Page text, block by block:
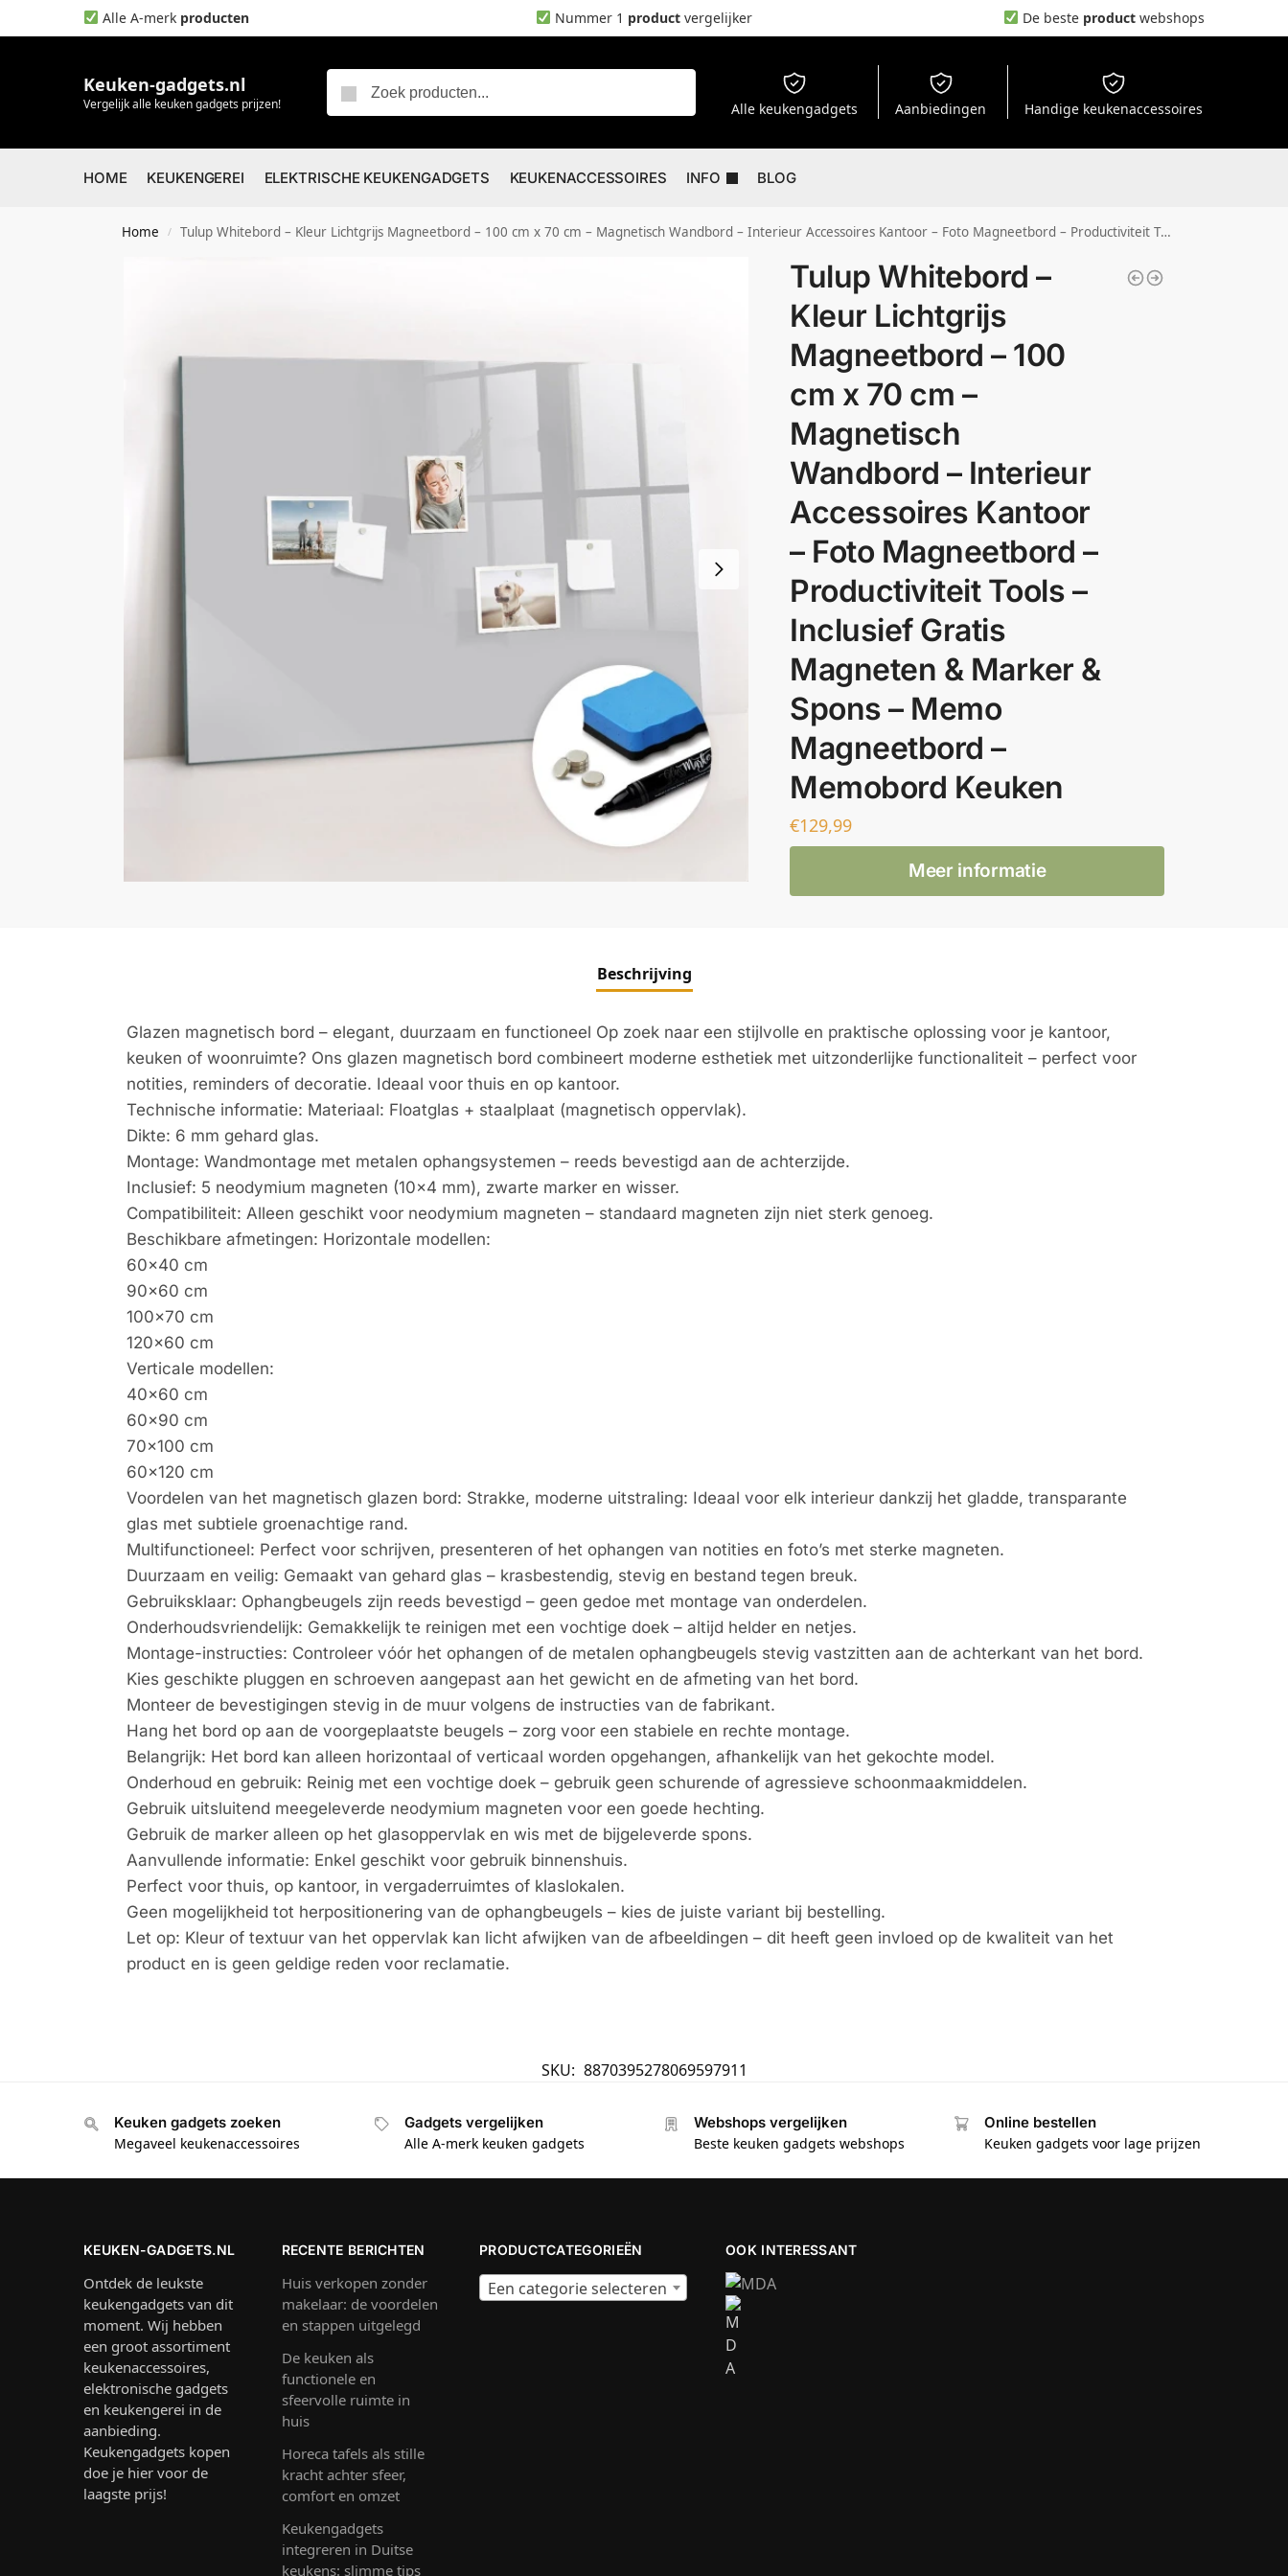
Alle A-merk producten Nummer 1 productvergelijker De beste product webshops
Keuken-gadgets.nl
Vergelijk alle keuken gadgets prijzen! Alle keukengadgets Aanbiedingen Handige keukenaccessoires
HOME KEUKENGEREI ELEKTRISCHE KEUKENGADGETS KEUKENACCESSOIRES INFO BLOG
Home / Tulup Whitebord – Kleur Lichtgrijs Magneetbord – 100 cm x 70 cm – Magnetisch Wandbord – Interieur Accessoires Kantoor – Foto Magneetbord – Productiviteit Tools – Inclusief Gratis Magneten & Marker & Spons – Memo Magneetbord – Memobord Keuken
Tulup Whitebord –
Kleur Lichtgrijs
Magneetbord – 100
cm x 70 cm –
Magnetisch
Wandbord – Interieur
Accessoires Kantoor
– Foto Magneetbord –
Productiviteit Tools –
Inclusief Gratis
Magneten & Marker &
Spons – Memo
Magneetbord –
Memobord Keuken
€129,99
Meer informatie
Beschrijving
Glazen magnetisch bord – elegant, duurzaam en functioneel Op zoek naar een stijlvolle en praktische oplossing voor je kantoor,
keuken of woonruimte? Ons glazen magnetisch bord combineert moderne esthetiek met uitzonderlijke functionaliteit – perfect voor
notities, reminders of decoratie. Ideaal voor thuis en op kantoor.
Technische informatie: Materiaal: Floatglas + staalplaat (magnetisch oppervlak).
Dikte: 6 mm gehard glas.
Montage: Wandmontage met metalen ophangsystemen – reeds bevestigd aan de achterzijde.
Inclusief: 5 neodymium magneten (10×4 mm), zwarte marker en wisser.
Compatibiliteit: Alleen geschikt voor neodymium magneten – standaard magneten zijn niet sterk genoeg.
Beschikbare afmetingen: Horizontale modellen:
60×40 cm
90×60 cm
100×70 cm
120×60 cm
Verticale modellen:
40×60 cm
60×90 cm
70×100 cm
60×120 cm
Voordelen van het magnetisch glazen bord: Strakke, moderne uitstraling: Ideaal voor elk interieur dankzij het gladde, transparante
glas met subtiele groenachtige rand.
Multifunctioneel: Perfect voor schrijven, presenteren of het ophangen van notities en foto’s met sterke magneten.
Duurzaam en veilig: Gemaakt van gehard glas – krasbestendig, stevig en bestand tegen breuk.
Gebruiksklaar: Ophangbeugels zijn reeds bevestigd – geen gedoe met montage van onderdelen.
Onderhoudsvriendelijk: Gemakkelijk te reinigen met een vochtige doek – altijd helder en netjes.
Montage-instructies: Controleer vóór het ophangen of de metalen ophangbeugels stevig vastzitten aan de achterkant van het bord.
Kies geschikte pluggen en schroeven aangepast aan het gewicht en de afmeting van het bord.
Monteer de bevestigingen stevig in de muur volgens de instructies van de fabrikant.
Hang het bord op aan de voorgeplaatste beugels – zorg voor een stabiele en rechte montage.
Belangrijk: Het bord kan alleen horizontaal of verticaal worden opgehangen, afhankelijk van het gekochte model.
Onderhoud en gebruik: Reinig met een vochtige doek – gebruik geen schurende of agressieve schoonmaakmiddelen.
Gebruik uitsluitend meegeleverde neodymium magneten voor een goede hechting.
Gebruik de marker alleen op het glasoppervlak en wis met de bijgeleverde spons.
Aanvullende informatie: Enkel geschikt voor gebruik binnenshuis.
Perfect voor thuis, op kantoor, in vergaderruimtes of klaslokalen.
Geen mogelijkheid tot herpositionering van de ophangbeugels – kies de juiste variant bij bestelling.
Let op: Kleur of textuur van het oppervlak kan licht afwijken van de afbeeldingen – dit heeft geen invloed op de kwaliteit van het
product en is geen geldige reden voor reclamatie.
SKU: 8870395278069597911
Keuken gadgets zoeken
Megaveel keukenaccessoires
Gadgets vergelijken
Alle A-merk keuken gadgets
Webshops vergelijken
Beste keuken gadgets webshops
Online bestellen
Keuken gadgets voor lage prijzen
KEUKEN-GADGETS.NL
Ontdek de leukste
keukengadgets van dit
moment. Wij hebben
een groot assortiment
keukenaccessoires,
elektronische gadgets
en keukengerei in de
aanbieding.
Keukengadgets kopen
doe je hier voor de
laagste prijs!
RECENTE BERICHTEN
Huis verkopen zonder
makelaar: de voordelen
en stappen uitgelegd
De keuken als
functionele en
sfeervolle ruimte in
huis
Horeca tafels als stille
kracht achter sfeer,
comfort en omzet
Keukengadgets
integreren in Duitse
keukens: slimme tips
PRODUCTCATEGORIEËN
Een categorie selecteren
OOK INTERESSANT